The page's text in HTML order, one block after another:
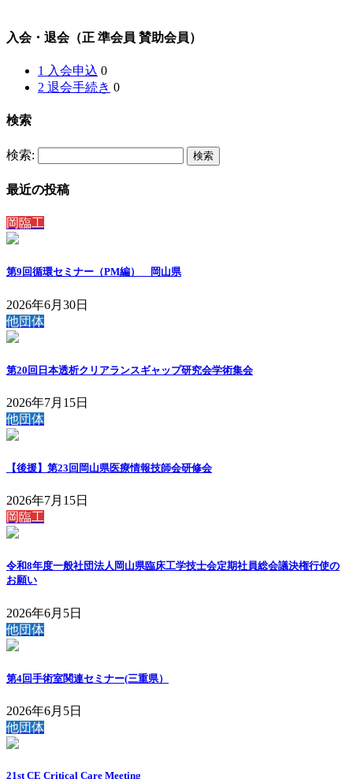
入会・退会（正 準会員 賛助会員）
1 入会申込 0
2 退会手続き 0
検索
検索:
最近の投稿
岡臨工
第9回循環セミナー（PM編） 岡山県
2026年6月30日
他団体
第20回日本透析クリアランスギャップ研究会学術集会
2026年7月15日
他団体
【後援】第23回岡山県医療情報技師会研修会
2026年7月15日
岡臨工
令和8年度一般社団法人岡山県臨床工学技士会定期社員総会議決権行使の
お願い
2026年6月5日
他団体
第4回手術室関連セミナー(三重県）
2026年6月5日
他団体
21st CE Critical Care Meeting